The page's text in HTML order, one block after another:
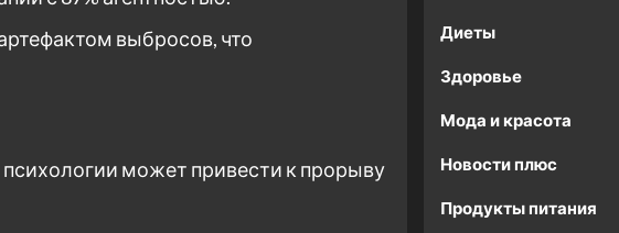
выбросов, что
может привести к прорыву
Диеты
Здоровье
Мода и красота
Новости плюс
Продукты питания